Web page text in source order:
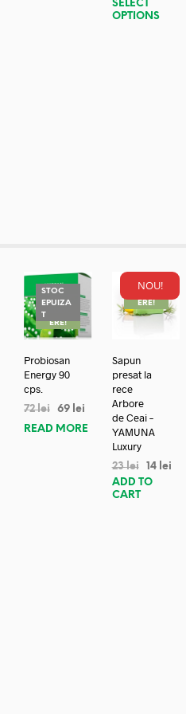
SELECT
OPTIONS
STOC
EPUIZA
TREDUC
ERE!
Probiosan
Energy 90
cps.
72lei 69 lei
READ MORE
NOU!
REDUC
ERE!
Sapun
presat la
rece
Arbore
de Ceai –
YAMUNA
Luxury
23lei 14 lei
ADD TO
CART